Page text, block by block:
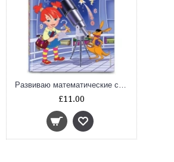
Развиваю математические способности. Для детей 6-7 лет
£11.00